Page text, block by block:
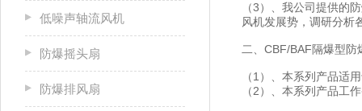
低噪声轴流风机
防爆摇头扇
防爆排风扇
（3）、我公司提供的
风机发展势，调研分析
二、CBF/BAF隔爆型
（1）、本系列产品适
（2）、本系列产品工